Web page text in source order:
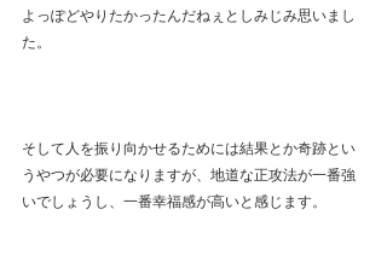
よっぽどやりたかったんだねぇとしみじみ思いまし
た。
そして人を振り向かせるためには結果とか奇跡とい
うやつが必要になりますが、地道な正攻法が一番強
いでしょうし、一番幸福感が高いと感じます。